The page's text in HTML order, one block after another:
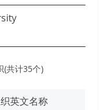
(共计35个)
英文名称